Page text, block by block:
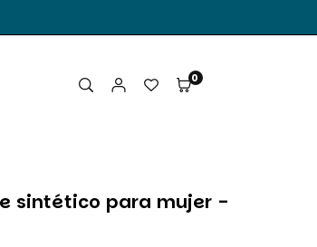
0
sintético para mujer -